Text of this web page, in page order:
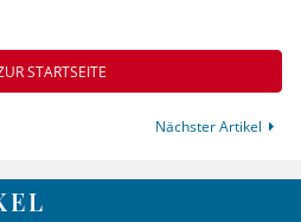
STARTSEITE
Nächster Artikel